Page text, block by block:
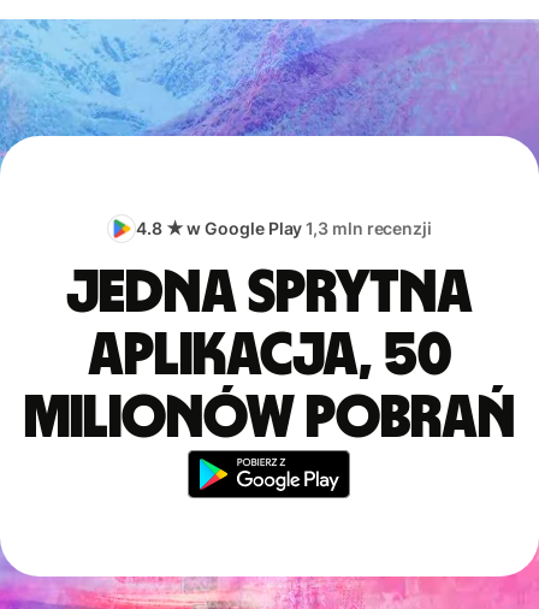
4.8 ★ w Google Play1,3 mln recenzji
Jedna sprytna
aplikacja, 50
milionów pobrań